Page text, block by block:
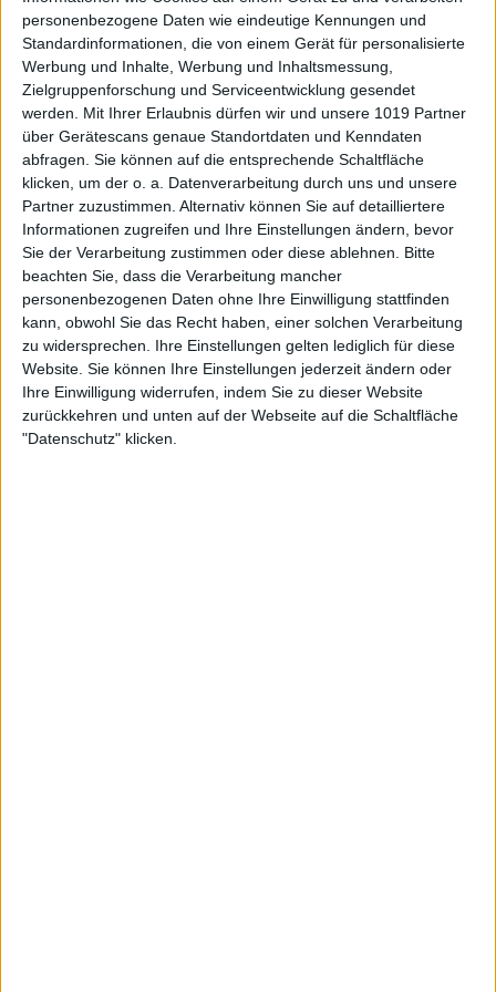
personenbezogene Daten wie eindeutige Kennungen und
Standardinformationen, die von einem Gerät für personalisierte
Werbung und Inhalte, Werbung und Inhaltsmessung,
Zielgruppenforschung und Serviceentwicklung gesendet
werden.
Mit Ihrer Erlaubnis dürfen wir und unsere 1019 Partner
über Gerätescans genaue Standortdaten und Kenndaten
abfragen. Sie können auf die entsprechende Schaltfläche
klicken, um der o. a. Datenverarbeitung durch uns und unsere
Partner zuzustimmen. Alternativ können Sie auf detailliertere
Informationen zugreifen und Ihre Einstellungen ändern, bevor
Sie der Verarbeitung zustimmen oder diese ablehnen.
Bitte
beachten Sie, dass die Verarbeitung mancher
personenbezogenen Daten ohne Ihre Einwilligung stattfinden
kann, obwohl Sie das Recht haben, einer solchen Verarbeitung
zu widersprechen. Ihre Einstellungen gelten lediglich für diese
Website. Sie können Ihre Einstellungen jederzeit ändern oder
Ihre Einwilligung widerrufen, indem Sie zu dieser Website
zurückkehren und unten auf der Webseite auf die Schaltfläche
"Datenschutz" klicken.